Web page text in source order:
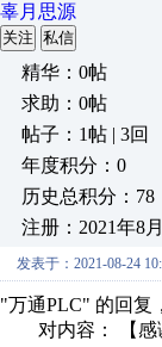
辜月思源
关注 私信
精华：0帖
求助：0帖
帖子：1帖 | 3回
年度积分：0
历史总积分：78
注册：2021年8
发表于：2021-08-24
"万通PLC" 的回复
对内容： 【感